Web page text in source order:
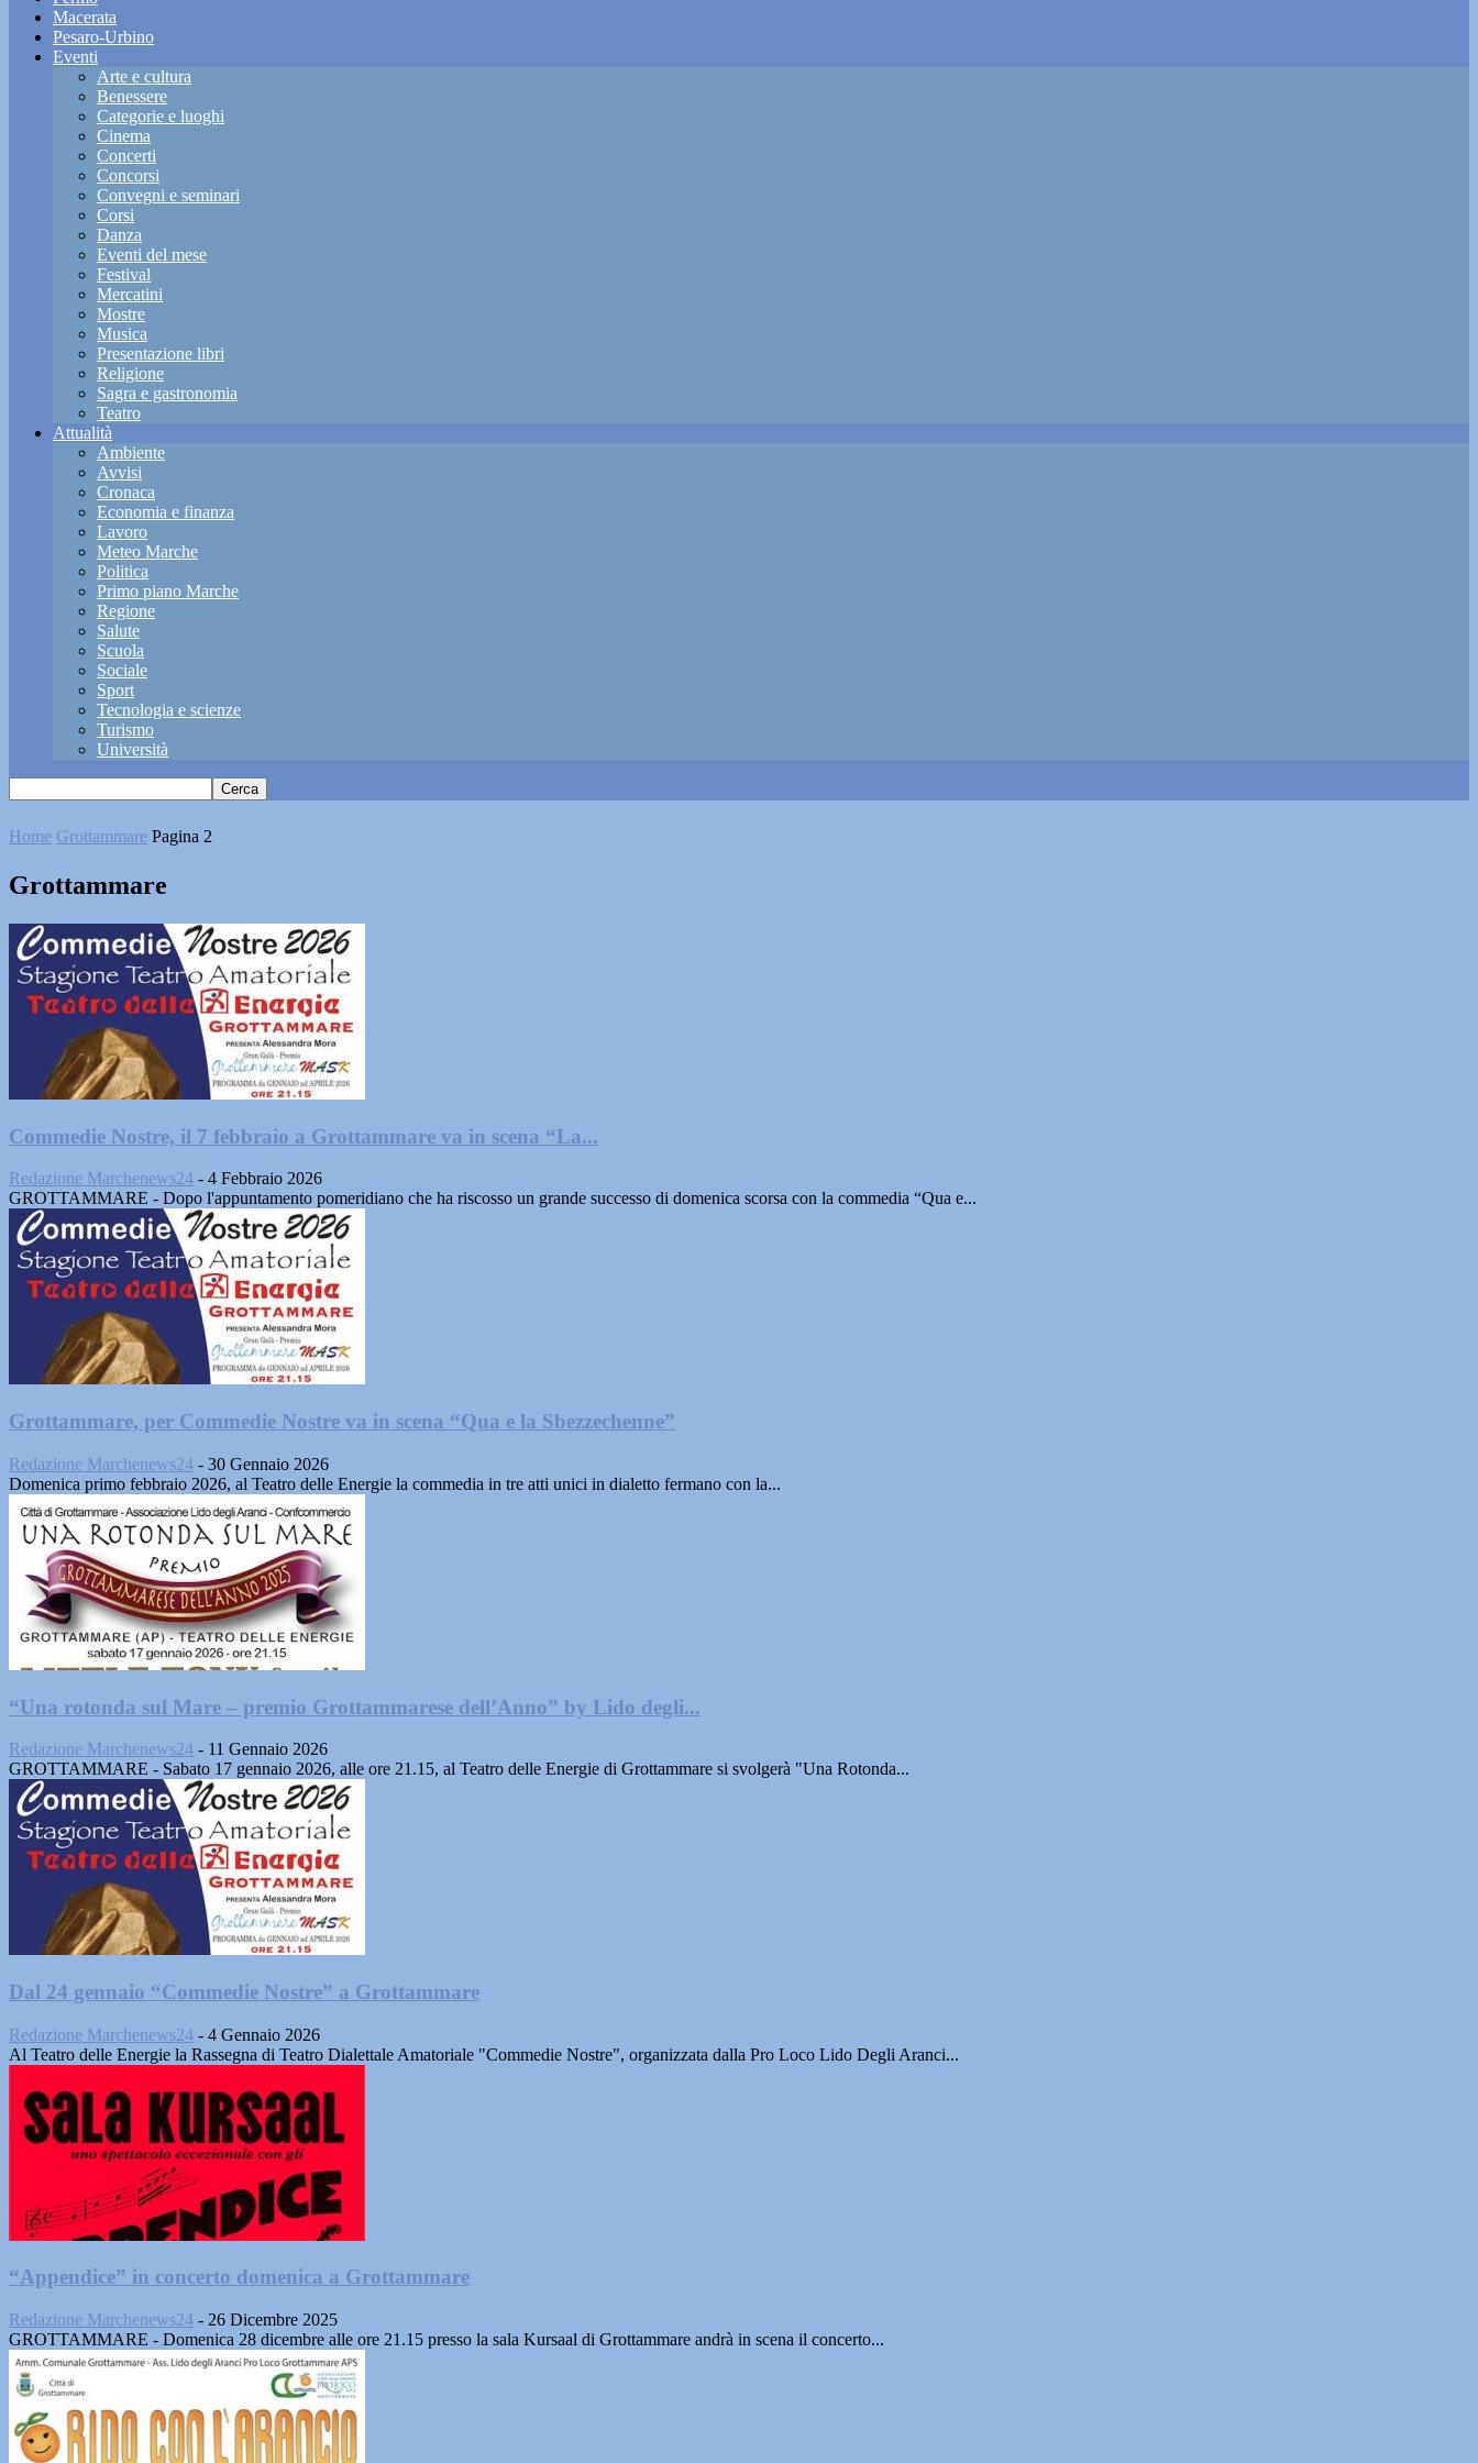
Macerata
Pesaro-Urbino
Eventi
Arte e cultura
Benessere
Categorie e luoghi
Cinema
Concerti
Concorsi
Convegni e seminari
Corsi
Danza
Eventi del mese
Festival
Mercatini
Mostre
Musica
Presentazione libri
Religione
Sagra e gastronomia
Teatro
Attualità
Ambiente
Avvisi
Cronaca
Economia e finanza
Lavoro
Meteo Marche
Politica
Primo piano Marche
Regione
Salute
Scuola
Sociale
Sport
Tecnologia e scienze
Turismo
Università
Home Grottammare Pagina 2
Grottammare
Commedie Nostre, il 7 febbraio a Grottammare va in scena “La...
Redazione Marchenews24 - 4 Febbraio 2026
GROTTAMMARE - Dopo l'appuntamento pomeridiano che ha riscosso un grande successo di domenica scorsa con la commedia “Qua e...
Grottammare, per Commedie Nostre va in scena “Qua e la Sbezzechenne”
Redazione Marchenews24 - 30 Gennaio 2026
Domenica primo febbraio 2026, al Teatro delle Energie la commedia in tre atti unici in dialetto fermano con la...
“Una rotonda sul Mare – premio Grottammarese dell’Anno” by Lido degli...
Redazione Marchenews24 - 11 Gennaio 2026
GROTTAMMARE - Sabato 17 gennaio 2026, alle ore 21.15, al Teatro delle Energie di Grottammare si svolgerà "Una Rotonda...
Dal 24 gennaio “Commedie Nostre” a Grottammare
Redazione Marchenews24 - 4 Gennaio 2026
Al Teatro delle Energie la Rassegna di Teatro Dialettale Amatoriale "Commedie Nostre", organizzata dalla Pro Loco Lido Degli Aranci...
“Appendice” in concerto domenica a Grottammare
Redazione Marchenews24 - 26 Dicembre 2025
GROTTAMMARE - Domenica 28 dicembre alle ore 21.15 presso la sala Kursaal di Grottammare andrà in scena il concerto...